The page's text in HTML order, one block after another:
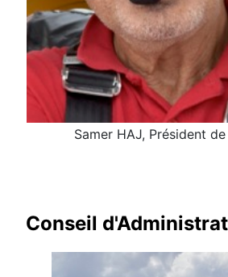
Samer HAJ, Président de
Conseil